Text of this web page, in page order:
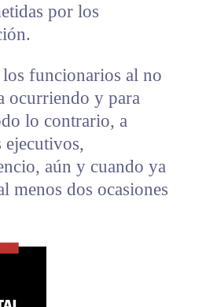
por los
funcionarios al no
ocurriendo y para
lo contrario, a
ejecutivos,
aún y cuando ya
menos dos ocasiones